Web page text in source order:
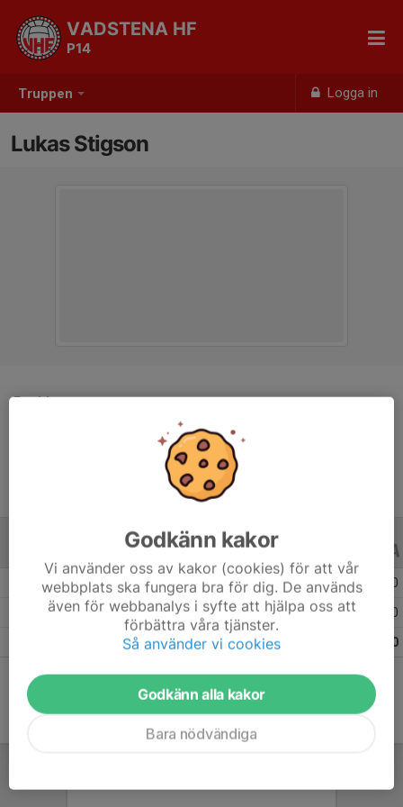
Truppen Logga in
VADSTENA HF
P14
Lukas Stigson
Position
-
12 år
ALLA ÅR
Säsongen 25/26 16 0 0
Säsongen 24/25 7 0
0
Godkänn kakor
Vi använder oss av kakor (cookies) för att vår
webbplats ska fungera bra för dig. De används
även för webbanalys i syfte att hjälpa oss att
förbättra våra tjänster.
Så använder vi cookies
Godkänn alla kakor
Bara nödvändiga